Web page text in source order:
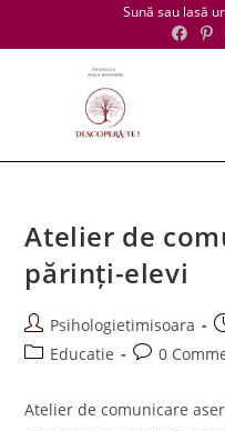
Sună sau lasă
Atelier de
părinți-elevi
Post
author:
Psihologietimisoara
PostEducatie
Post0
Atelier de comunicare